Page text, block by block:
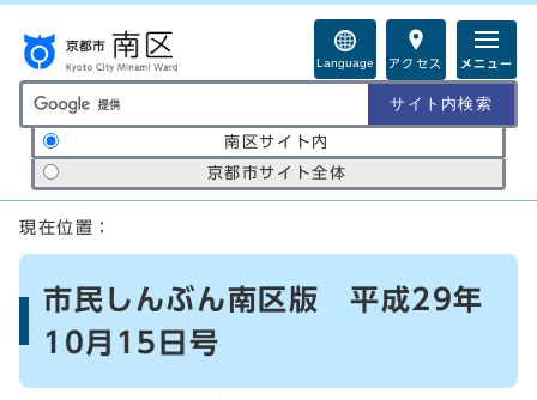
Language アクセス メニュー
サイト内検索の範囲
南区サイト内
京都市サイト全体
ここから本文です
現在位置：
市民しんぶん南区版 平成29年
10月15日号